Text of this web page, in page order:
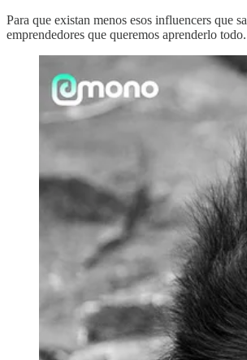
Para que existan menos esos influencers que
emprendedores que queremos aprenderlo todo.